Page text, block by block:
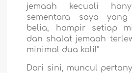
jemaah kecuali
sementara saya
belia, hampir setiap
dan shalat jemaah
minimal dua kali!"
Dari sini, muncul